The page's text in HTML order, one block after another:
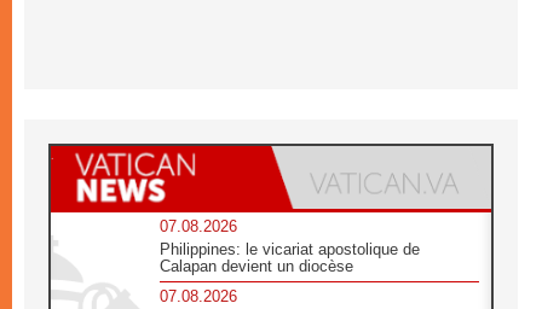
07.08.2026
Philippines: le vicariat apostolique de
Calapan devient un diocèse
07.08.2026